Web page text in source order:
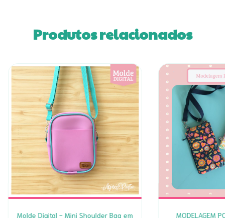
Produtos relacionados
Molde Digital - Mini Shoulder Bag em
MODELAGEM